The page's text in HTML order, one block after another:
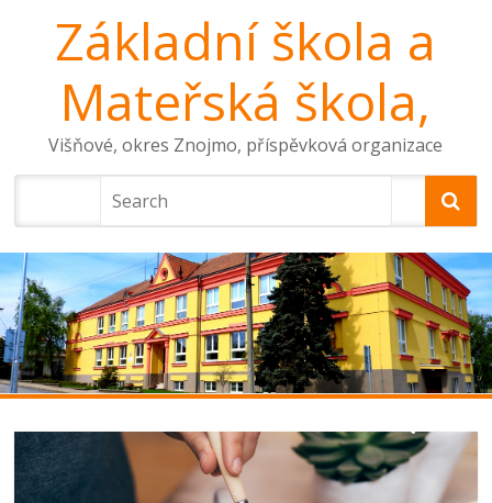
Základní škola a
Mateřská škola,
Višňové, okres Znojmo, příspěvková organizace